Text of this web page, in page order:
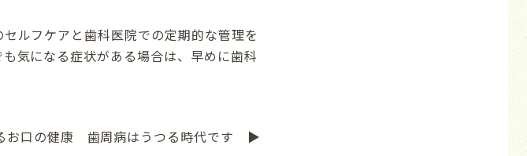
ルフケアと歯科医院での定期的な管理を
気になる症状がある場合は、早めに歯科
お口の健康 歯周病はうつる時代です ▶